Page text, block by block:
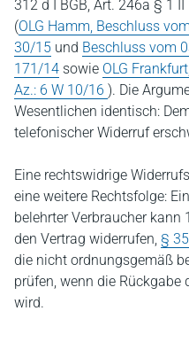
312 d I BGB, Art. 246a § 1
(OLG Hamm, Beschluss
30/15 und Beschluss vom
171/14 sowie OLG
Az.: 6 W 10/16 ). Die
Wesentlichen identisch:
telefonischer Widerruf
Eine rechtswidrige
eine weitere Rechtsfolge:
belehrter Verbraucher
den Vertrag widerrufen, §
die nicht ordnungsgemäß
prüfen, wenn die Rückgabe
wird.